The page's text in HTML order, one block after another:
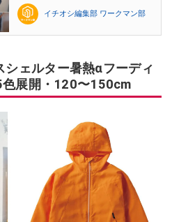
イチオシ編集部 ワークマン部
ェルター暑熱αフーディ
展開・120〜150cm